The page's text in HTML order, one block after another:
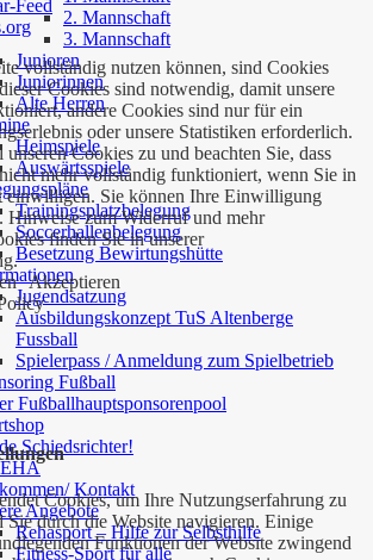
2. Mannschaft
3. Mannschaft
Junioren
Juniorinnen
Alte Herren
Heimspiele
Auswärtsspiele
Trainingsplatzbelegung
Soccerhallenbelegung
Besetzung Bewirtungshütte
Jugendsatzung
Ausbildungskonzept TuS Altenberge
Fussball
Spielerpass / Anmeldung zum Spielbetrieb
Fußball
Fußballhauptsponsorenpool
Schiedsrichter!
Kontakt
Angebote
Rehasport – Hilfe zur Selbsthilfe
Fitness-Sport für alle
Feed
vollständig nutzen können, sind Cookies
Cookies sind notwendig, damit unsere
andere Cookies sind nur für ein
oder unsere Statistiken erforderlich.
Cookies zu und beachten Sie, dass
mehr vollständig funktioniert, wenn Sie in
einwilligen. Sie können Ihre Einwilligung
Hinweise zum Widerruf und mehr
finden Sie in unserer
Akzeptieren
Cookies, um Ihre Nutzungserfahrung zu
Sie durch die Website navigieren. Einige
Funktionen der Website zwingend